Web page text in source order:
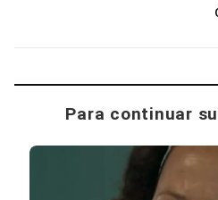
Para continuar